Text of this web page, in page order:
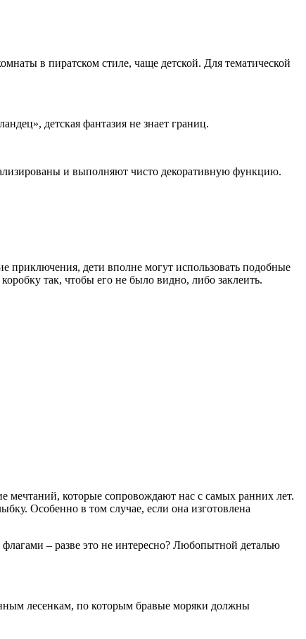
в пиратском стиле, чаще детской. Для тематической
детская фантазия не знает границ.
и выполняют чисто декоративную функцию.
приключения, дети вполне могут использовать подобные
так, чтобы его не было видно, либо заклеить.
мечтаний, которые сопровождают нас с самых ранних лет.
Особенно в том случае, если она изготовлена
– разве это не интересно? Любопытной деталью
лесенкам, по которым бравые моряки должны